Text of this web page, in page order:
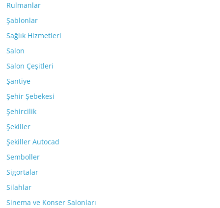
Rulmanlar
Şablonlar
Sağlık Hizmetleri
Salon
Salon Çeşitleri
Şantiye
Şehir Şebekesi
Şehircilik
Şekiller
Şekiller Autocad
Semboller
Sigortalar
Silahlar
Sinema ve Konser Salonları